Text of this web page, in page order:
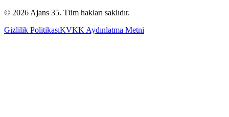
© 2026 Ajans 35. Tüm hakları saklıdır.
Gizlilik PolitikasıKVKK Aydınlatma Metni